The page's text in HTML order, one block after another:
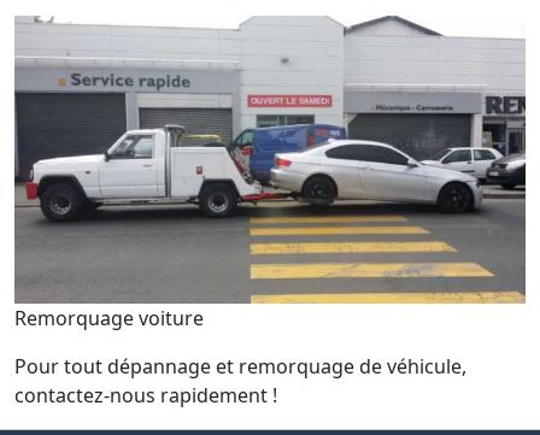
Remorquage voiture
Pour tout dépannage et remorquage de véhicule,
contactez-nous rapidement !